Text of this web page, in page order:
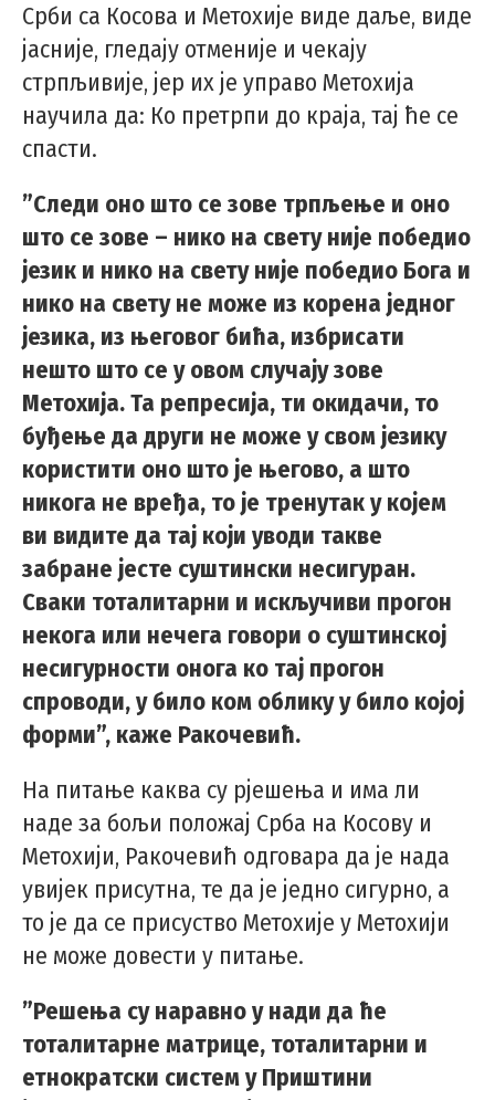
Срби са Косова и Метохије виде даље, виде
јасније, гледају отменије и чекају
стрпљивије, јер их је управо Метохија
научила да: Ко претрпи до краја, тај ће се
спасти.
”Следи оно што се зове трпљење и оно
што се зове – нико на свету није победио
језик и нико на свету није победио Бога и
нико на свету не може из корена једног
језика, из његовог бића, избрисати
нешто што се у овом случају зове
Метохија. Та репресија, ти окидачи, то
буђење да други не може у свом језику
користити оно што је његово, а што
никога не вређа, то је тренутак у којем
ви видите да тај који уводи такве
забране јесте суштински несигуран.
Сваки тоталитарни и искључиви прогон
некога или нечега говори о суштинској
несигурности онога ко тај прогон
спроводи, у било ком облику у било којој
форми”, каже Ракочевић.
На питање каква су рјешења и има ли
наде за бољи положај Срба на Косову и
Метохији, Ракочевић одговара да је нада
увијек присутна, те да је једно сигурно, а
то је да се присуство Метохије у Метохији
не може довести у питање.
”Решења су наравно у нади да ће
тоталитарне матрице, тоталитарни и
етнократски систем у Приштини